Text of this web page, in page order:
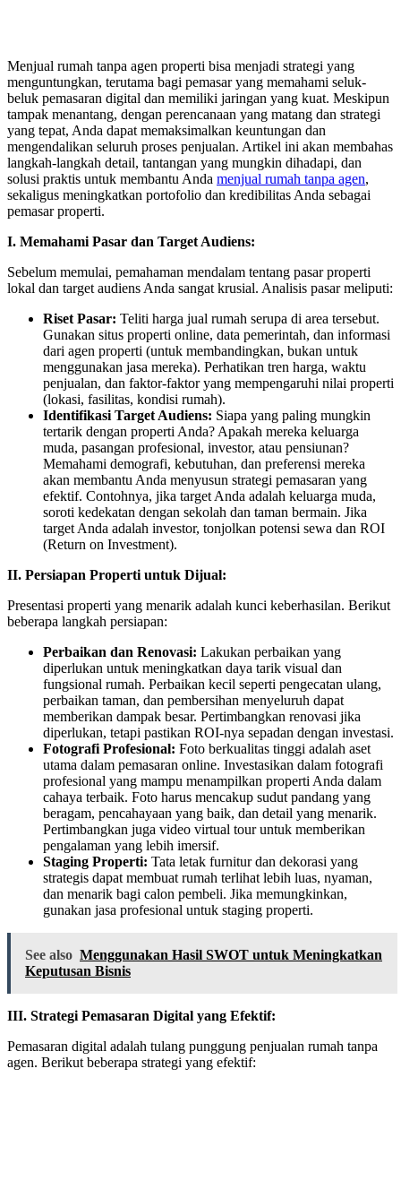
Menjual rumah tanpa agen properti bisa menjadi strategi yang
menguntungkan, terutama bagi pemasar yang memahami seluk-
beluk pemasaran digital dan memiliki jaringan yang kuat. Meskipun
tampak menantang, dengan perencanaan yang matang dan strategi
yang tepat, Anda dapat memaksimalkan keuntungan dan
mengendalikan seluruh proses penjualan. Artikel ini akan membahas
langkah-langkah detail, tantangan yang mungkin dihadapi, dan
solusi praktis untuk membantu Anda menjual rumah tanpa agen,
sekaligus meningkatkan portofolio dan kredibilitas Anda sebagai
pemasar properti.
I. Memahami Pasar dan Target Audiens:
Sebelum memulai, pemahaman mendalam tentang pasar properti
lokal dan target audiens Anda sangat krusial. Analisis pasar meliputi:
Riset Pasar: Teliti harga jual rumah serupa di area tersebut.
Gunakan situs properti online, data pemerintah, dan informasi
dari agen properti (untuk membandingkan, bukan untuk
menggunakan jasa mereka). Perhatikan tren harga, waktu
penjualan, dan faktor-faktor yang mempengaruhi nilai properti
(lokasi, fasilitas, kondisi rumah).
Identifikasi Target Audiens: Siapa yang paling mungkin
tertarik dengan properti Anda? Apakah mereka keluarga
muda, pasangan profesional, investor, atau pensiunan?
Memahami demografi, kebutuhan, dan preferensi mereka
akan membantu Anda menyusun strategi pemasaran yang
efektif. Contohnya, jika target Anda adalah keluarga muda,
soroti kedekatan dengan sekolah dan taman bermain. Jika
target Anda adalah investor, tonjolkan potensi sewa dan ROI
(Return on Investment).
II. Persiapan Properti untuk Dijual:
Presentasi properti yang menarik adalah kunci keberhasilan. Berikut
beberapa langkah persiapan:
Perbaikan dan Renovasi: Lakukan perbaikan yang
diperlukan untuk meningkatkan daya tarik visual dan
fungsional rumah. Perbaikan kecil seperti pengecatan ulang,
perbaikan taman, dan pembersihan menyeluruh dapat
memberikan dampak besar. Pertimbangkan renovasi jika
diperlukan, tetapi pastikan ROI-nya sepadan dengan investasi.
Fotografi Profesional: Foto berkualitas tinggi adalah aset
utama dalam pemasaran online. Investasikan dalam fotografi
profesional yang mampu menampilkan properti Anda dalam
cahaya terbaik. Foto harus mencakup sudut pandang yang
beragam, pencahayaan yang baik, dan detail yang menarik.
Pertimbangkan juga video virtual tour untuk memberikan
pengalaman yang lebih imersif.
Staging Properti: Tata letak furnitur dan dekorasi yang
strategis dapat membuat rumah terlihat lebih luas, nyaman,
dan menarik bagi calon pembeli. Jika memungkinkan,
gunakan jasa profesional untuk staging properti.
See also Menggunakan Hasil SWOT untuk Meningkatkan
Keputusan Bisnis
III. Strategi Pemasaran Digital yang Efektif:
Pemasaran digital adalah tulang punggung penjualan rumah tanpa
agen. Berikut beberapa strategi yang efektif: